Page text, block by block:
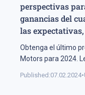
perspectivas
ganancias del
las
Obtenga el último
Motors para 2024.
Published:07.02.2024•